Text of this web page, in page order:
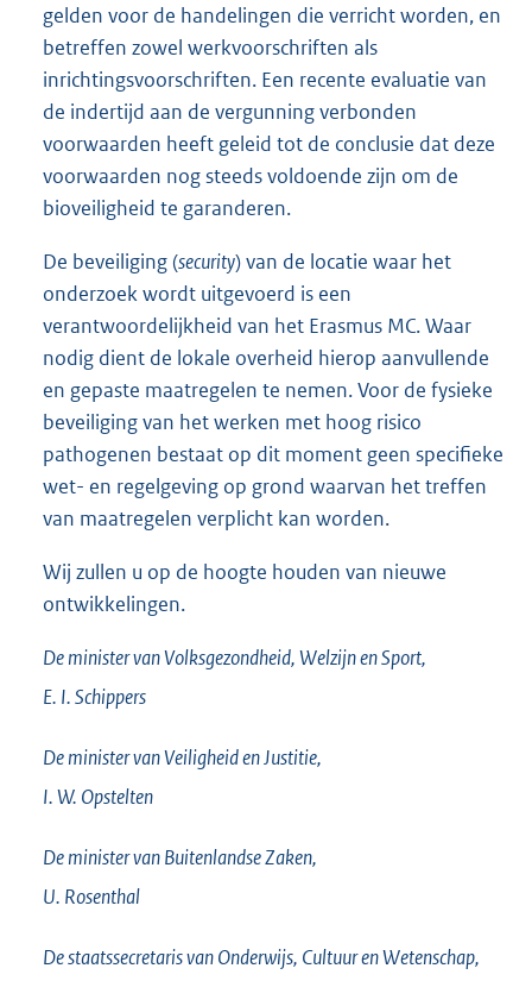
gelden voor de handelingen die verricht worden, en
betreffen zowel werkvoorschriften als
inrichtingsvoorschriften. Een recente evaluatie van
de indertijd aan de vergunning verbonden
voorwaarden heeft geleid tot de conclusie dat deze
voorwaarden nog steeds voldoende zijn om de
bioveiligheid te garanderen.
De beveiliging (security) van de locatie waar het
onderzoek wordt uitgevoerd is een
verantwoordelijkheid van het Erasmus MC. Waar
nodig dient de lokale overheid hierop aanvullende
en gepaste maatregelen te nemen. Voor de fysieke
beveiliging van het werken met hoog risico
pathogenen bestaat op dit moment geen specifieke
wet- en regelgeving op grond waarvan het treffen
van maatregelen verplicht kan worden.
Wij zullen u op de hoogte houden van nieuwe
ontwikkelingen.
De minister van Volksgezondheid, Welzijn en Sport,
E. I.Schippers
De minister van Veiligheid en Justitie,
I. W. Opstelten
De minister van Buitenlandse Zaken,
U. Rosenthal
De staatssecretaris van Onderwijs, Cultuur en Wetenschap,